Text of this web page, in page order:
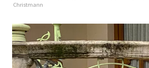
Christmann